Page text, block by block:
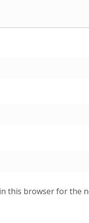
this browser for the